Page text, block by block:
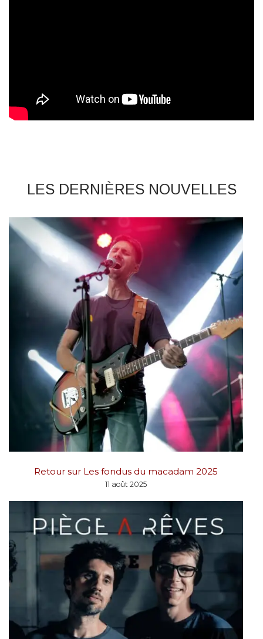
LES DERNIÈRES NOUVELLES
Retour sur Les fondus du macadam 2025
11 août 2025